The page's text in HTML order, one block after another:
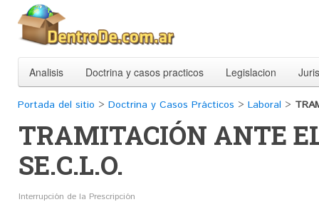
Analisis Doctrina y casos practicos Legislacion
Portada del sitio > Doctrina y Casos Prácticos > Laboral >
TRAMITACIÓN ANTE
SE.C.L.O.
Interrupción de la Prescripción